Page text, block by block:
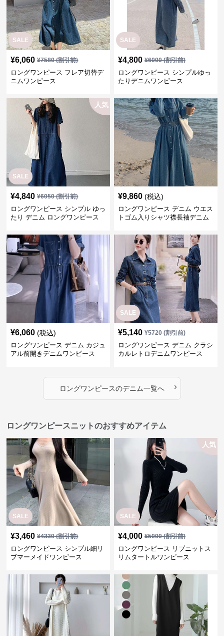
SALE
¥6,060 ¥7580(割引前)
ロングワンピース フレア切替デ
ニムワンピース
SALE
¥4,800 ¥6000(割引前)
ロングワンピース シンプルゆっ
たりデニムワンピース
SALE
人気
¥4,840 ¥6050(割引前)
ロングワンピース シンプル ゆっ
たり デニム ロングワンピース
¥9,860 (税込)
ロングワンピース デニム ウエス
トゴム入りシャツ襟長袖デニム
¥6,060 (税込)
ロングワンピース デニム カジュ
アル前開きデニムワンピース
SALE
¥5,140 ¥5720(割引前)
ロングワンピース デニム クラシ
カルレトロデニムワンピース
ロングワンピースのデニム一覧へ ›
ロングワンピースニットのおすすめアイテム
SALE
¥3,460 ¥4330(割引前)
ロングワンピース シンプル細リ
ブマーメイドワンピース
SALE
人気
¥4,000 ¥5000(割引前)
ロングワンピース リブニットス
リムタートルワンピース